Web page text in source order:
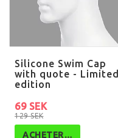
Silicone Swim Cap
with quote - Limited
edition
129 SEK
69 SEK
ACHETER…